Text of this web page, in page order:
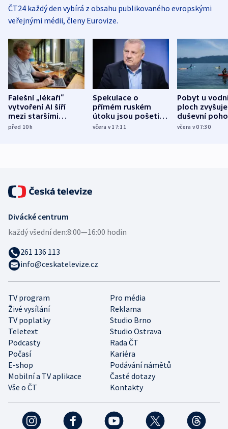
ČT24 každý den vybírá z obsahu publikovaného evropskými
veřejnými médii, členy Eurovize.
Falešní „lékaři“
vytvoření AI šíří
mezi staršími
Poláky nebezpečné
před 10h
Spekulace o
přímém ruském
útoku jsou pošetilé,
míní estonský
včera v 17:11
Pobyt u
ploch zvyšuje
duševní
ukázala
včera v 07:30
TV program
Pro média
Živé vysílání
Reklama
TV poplatky
Studio Brno
Teletext
Studio Ostrava
Podcasty
Rada ČT
Počasí
Kariéra
E-shop
Podávání námětů
Mobilní a TV aplikace
Časté dotazy
Vše o ČT
Kontakty
Divácké centrum
každý všední den:8:00—16:00 hodin
261 136 113
info@ceskatelevize.cz